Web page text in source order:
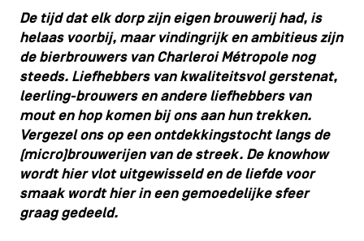
NL EN FR
De tijd dat elk dorp zijn eigen brouwerij had, is
helaas voorbij, maar vindingrijk en ambitieus zijn
de bierbrouwers van Charleroi Métropole nog
steeds. Liefhebbers van kwaliteitsvol gerstenat,
leerling-brouwers en andere liefhebbers van
mout en hop komen bij ons aan hun trekken.
Vergezel ons op een ontdekkingstocht langs de
(micro)brouwerijen van de streek. De knowhow
wordt hier vlot uitgewisseld en de liefde voor
smaak wordt hier in een gemoedelijke sfeer
graag gedeeld.